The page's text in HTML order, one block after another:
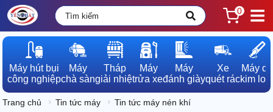
0
Máy hút bụi
công nghiệp
Máy
chà sàn
Tháp
giải nhiệt
Máy
rửa xe
Máy
đánh giày
Xe
quét rác
Máy dò
kim loại
Trang chủ Tin tức máy Tin tức máy nén khí